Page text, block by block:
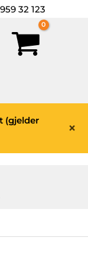
959 32 123
×
(gjelder